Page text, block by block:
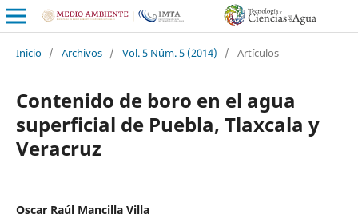
Inicio / Archivos / Vol. 5 Núm. 5 (2014) / Artículos
Contenido de boro en el agua
superficial de Puebla, Tlaxcala y
Veracruz
Oscar Raúl Mancilla Villa